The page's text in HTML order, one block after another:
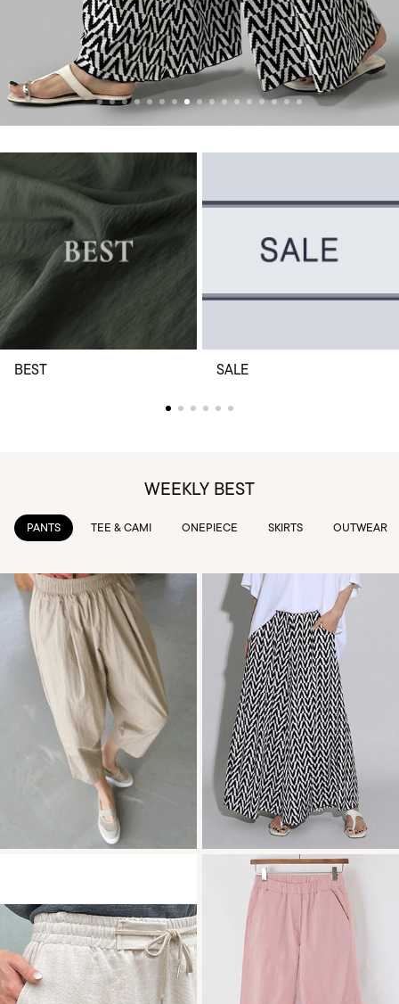
BEST SALE
WEEKLY BEST
TEE & CAMI ONEPIECE SKIRTS OUTWEAR KNIT &